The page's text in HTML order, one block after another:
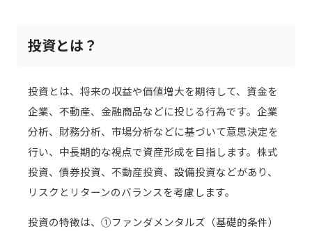
投資とは？
投資とは、将来の収益や価値増大を期待して、資金を
企業、不動産、金融商品などに投じる行為です。企業
分析、財務分析、市場分析などに基づいて意思決定を
行い、中長期的な視点で資産形成を目指します。株式
投資、債券投資、不動産投資、設備投資などがあり、
リスクとリターンのバランスを考慮します。
投資の特徴は、①ファンダメンタルズ（基礎的条件）